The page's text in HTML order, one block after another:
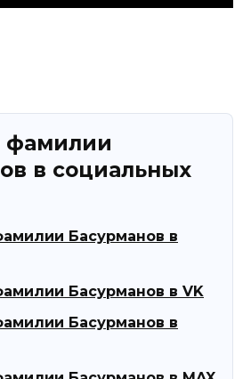
фамилии
в социальных
Басурманов в
Басурманов в VK
Басурманов в